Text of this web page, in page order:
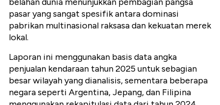
pasar yang sangat spesifik antara dominasi
pabrikan multinasional raksasa dan kekuatan merek
lokal.
Laporan ini menggunakan basis data angka
penjualan kendaraan tahun 2025 untuk sebagian
besar wilayah yang dianalisis, sementara beberapa
negara seperti Argentina, Jepang, dan Filipina